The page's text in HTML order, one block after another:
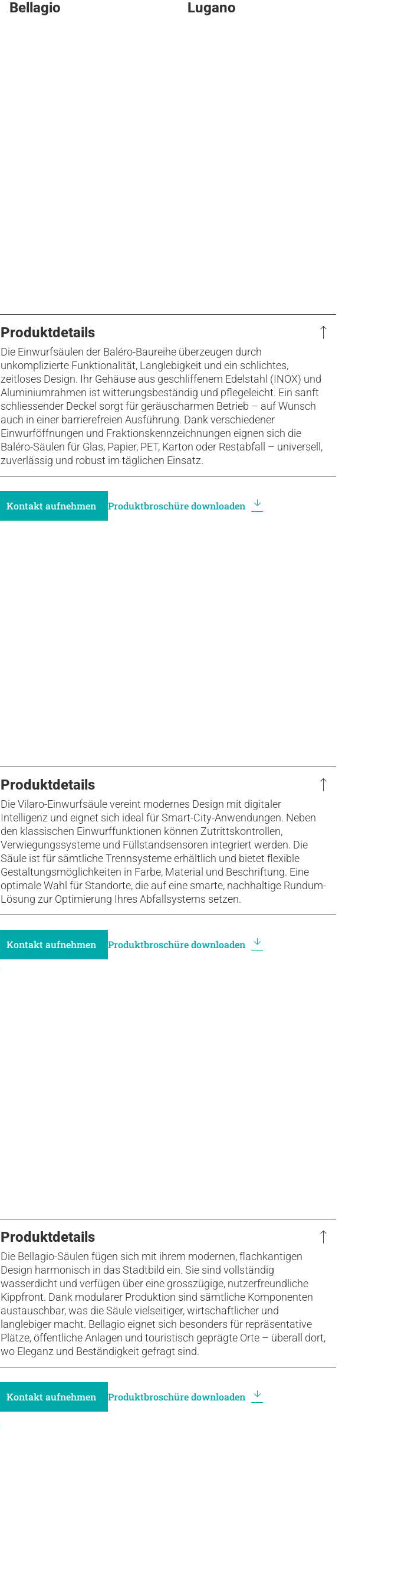
Bellagio Lugano
Produktdetails
Die Einwurfsäulen der Baléro-Baureihe überzeugen durch
unkomplizierte Funktionalität, Langlebigkeit und ein schlichtes,
zeitloses Design. Ihr Gehäuse aus geschliffenem Edelstahl (INOX) und
Aluminiumrahmen ist witterungsbeständig und pflegeleicht. Ein sanft
schliessender Deckel sorgt für geräuscharmen Betrieb – auf Wunsch
auch in einer barrierefreien Ausführung. Dank verschiedener
Einwurföffnungen und Fraktionskennzeichnungen eignen sich die
Baléro-Säulen für Glas, Papier, PET, Karton oder Restabfall – universell,
zuverlässig und robust im täglichen Einsatz.
Kontakt aufnehmen Produktbroschüre downloaden
Produktdetails
Die Vilaro-Einwurfsäule vereint modernes Design mit digitaler
Intelligenz und eignet sich ideal für Smart-City-Anwendungen. Neben
den klassischen Einwurffunktionen können Zutrittskontrollen,
Verwiegungssysteme und Füllstandsensoren integriert werden. Die
Säule ist für sämtliche Trennsysteme erhältlich und bietet flexible
Gestaltungsmöglichkeiten in Farbe, Material und Beschriftung. Eine
optimale Wahl für Standorte, die auf eine smarte, nachhaltige Rundum-
Lösung zur Optimierung Ihres Abfallsystems setzen.
Kontakt aufnehmen Produktbroschüre downloaden
Produktdetails
Die Bellagio-Säulen fügen sich mit ihrem modernen, flachkantigen
Design harmonisch in das Stadtbild ein. Sie sind vollständig
wasserdicht und verfügen über eine grosszügige, nutzerfreundliche
Kippfront. Dank modularer Produktion sind sämtliche Komponenten
austauschbar, was die Säule vielseitiger, wirtschaftlicher und
langlebiger macht. Bellagio eignet sich besonders für repräsentative
Plätze, öffentliche Anlagen und touristisch geprägte Orte – überall dort,
wo Eleganz und Beständigkeit gefragt sind.
Kontakt aufnehmen Produktbroschüre downloaden